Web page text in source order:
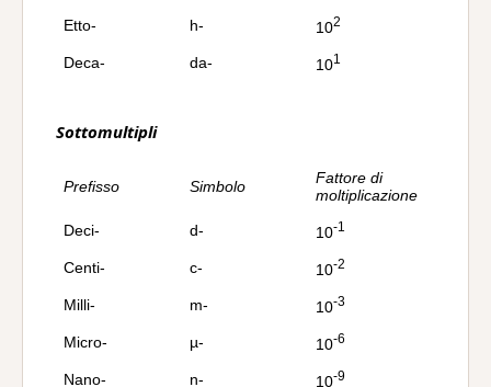
Etto- h- 102
Deca- da- 101
Sottomultipli
Prefisso Simbolo
Fattore di
moltiplicazione
Deci-
d- 10-1
Centi- c- 10-2
Milli- m- 10-3
Micro- µ- 10-6
Nano- n- 10-9